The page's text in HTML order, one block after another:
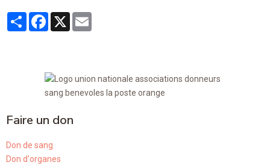
PartagerFacebook
X
Faire un don
Don de sang
Don d'organes